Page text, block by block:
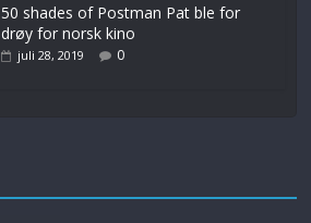
50 shades of Postman Pat ble for
drøy for norsk kino
juli 28, 2019 0